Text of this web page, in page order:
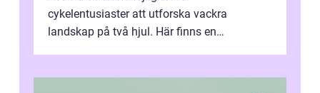
cykelentusiaster att utforska vackra
landskap på två hjul. Här finns en